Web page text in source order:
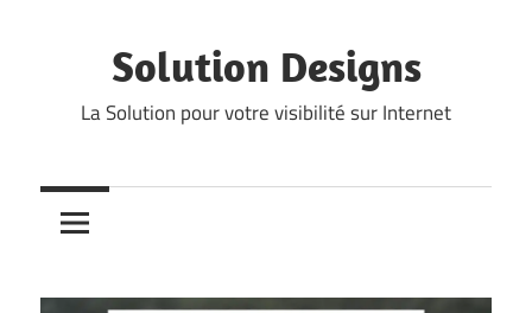
Solution Designs
La Solution pour votre visibilité sur Internet